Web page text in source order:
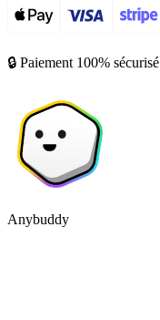
🔒 Paiement 100% sécurisé
Anybuddy